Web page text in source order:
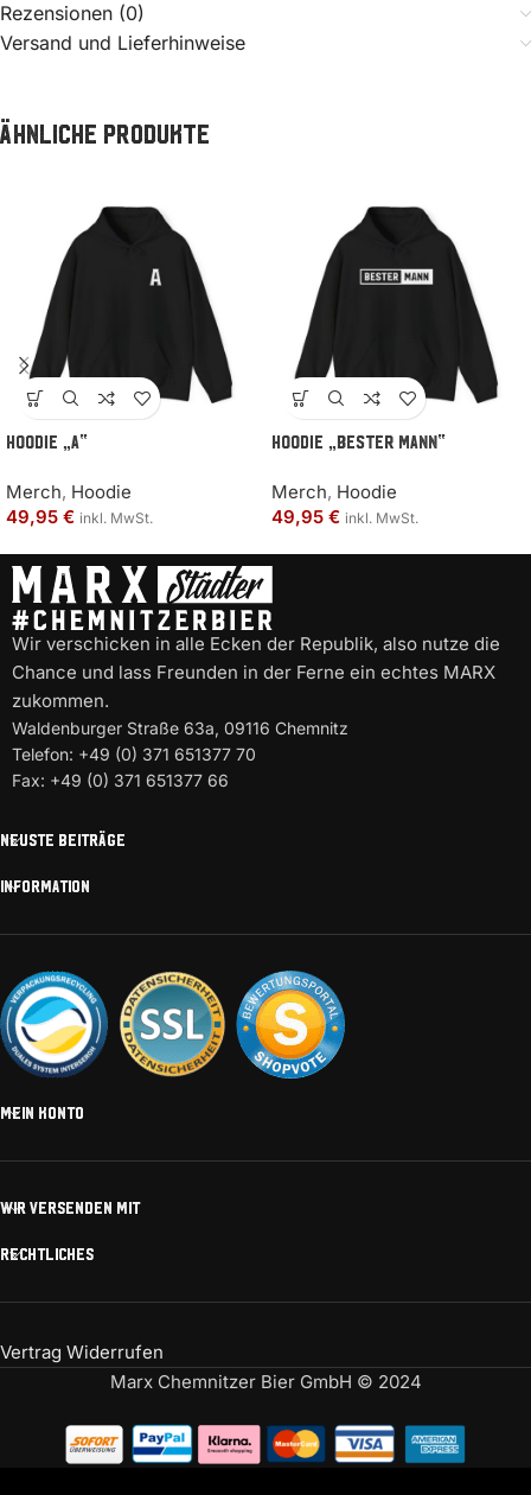
Rezensionen (0)
Versand und Lieferhinweise
Ähnliche Produkte
Hoodie „A“
Merch, Hoodie
49,95 € inkl. MwSt.
Hoodie „BESTER MANN“
Merch, Hoodie
49,95 € inkl. MwSt.
Wir verschicken in alle Ecken der Republik, also nutze die
Chance und lass Freunden in der Ferne ein echtes MARX
zukommen.
Waldenburger Straße 63a, 09116 Chemnitz
Telefon: +49 (0) 371 651377 70
Fax: +49 (0) 371 651377 66
NEUSTE BEITRÄGE
INFORMATION
MEIN KONTO
WIR VERSENDEN MIT
RECHTLICHES
Vertrag Widerrufen
Marx Chemnitzer Bier GmbH © 2024